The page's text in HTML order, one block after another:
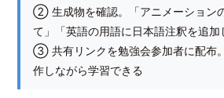
② 生成物を確認。「アニメーション
て」「英語の用語に日本語注釈を追
③ 共有リンクを勉強会参加者に配布
作しながら学習できる